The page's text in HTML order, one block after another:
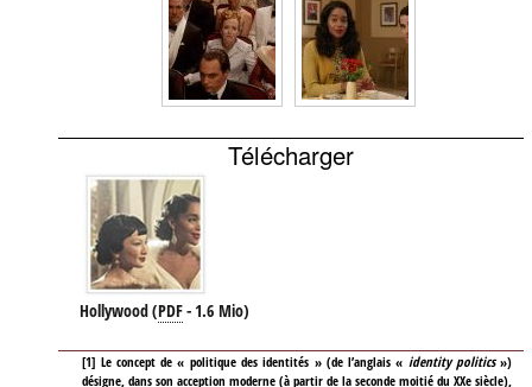
Télécharger
Hollywood(PDF-1.6 Mio)
[1] Le concept de « politique des identités » (de l’anglais « identity politics»)
désigne, dans son acception moderne (à partir de la seconde moitié du XXe siècle),